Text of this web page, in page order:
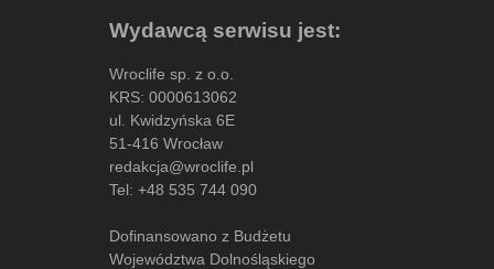
Wydawcą serwisu jest:
Wroclife sp. z o.o.
KRS: 0000613062
ul. Kwidzyńska 6E
51-416 Wrocław
redakcja@wroclife.pl
Tel: +48 535 744 090
Dofinansowano z Budżetu
Województwa Dolnośląskiego